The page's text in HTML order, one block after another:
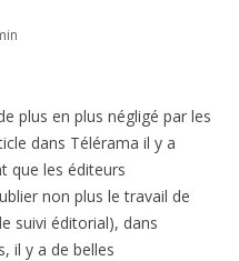
plus en plus négligé par les
dans Télérama il y a
que les éditeurs
non plus le travail de
suivi éditorial), dans
il y a de belles